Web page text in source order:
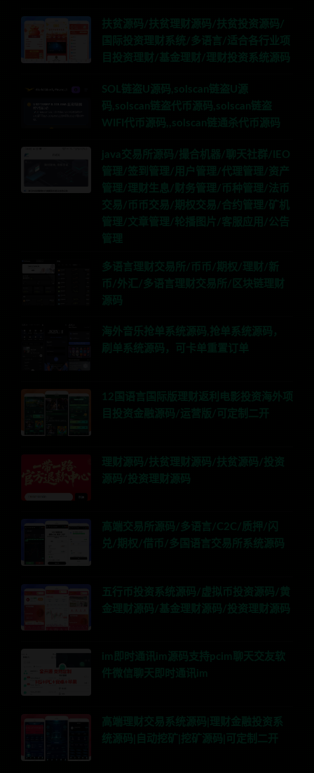
扶贫源码/扶贫理财源码/扶贫投资源码/
国际投资理财系统/多语言/适合各行业项
目投资理财/基金理财/理财投资系统源码
SOL链盗U源码,solscan链盗U源
码,solscan链盗代币源码,solscan链盗
WIFI代币源码,,solscan链通杀代币源码
java交易所源码/撮合机器/聊天社群/IEO
管理/签到管理/用户管理/代理管理/资产
管理/理财生息/财务管理/币种管理/法币
交易/币币交易/期权交易/合约管理/矿机
管理/文章管理/轮播图片/客服应用/公告
管理
多语言理财交易所/币币/期权/理财/新
币/外汇/多语言理财交易所/区块链理财
源码
海外音乐抢单系统源码,抢单系统源码，
刷单系统源码，可卡单重置订单
12国语言国际版理财返利电影投资海外项
目投资金融源码/运营版/可定制二开
理财源码/扶贫理财源码/扶贫源码/投资
源码/投资理财源码
高端交易所源码/多语言/C2C/质押/闪
兑/期权/借币/多国语言交易所系统源码
五行币投资系统源码/虚拟币投资源码/黄
金理财源码/基金理财源码/投资理财源码
im即时通讯im源码支持pcim聊天交友软
件微信聊天即时通讯im
高端理财交易系统源码|理财金融投资系
统源码|自动挖矿|挖矿源码|可定制二开